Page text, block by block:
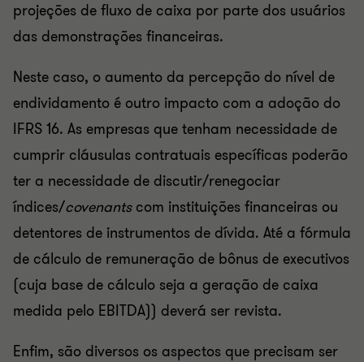
projeções de fluxo de caixa por parte dos usuários
das demonstrações financeiras.
Neste caso, o aumento da percepção do nível de
endividamento é outro impacto com a adoção do
IFRS 16. As empresas que tenham necessidade de
cumprir cláusulas contratuais específicas poderão
ter a necessidade de discutir/renegociar
índices/covenantscom instituições financeiras ou
detentores de instrumentos de dívida. Até a fórmula
de cálculo de remuneração de bônus de executivos
(cuja base de cálculo seja a geração de caixa
medida pelo EBITDA)) deverá ser revista.
Enfim, são diversos os aspectos que precisam ser